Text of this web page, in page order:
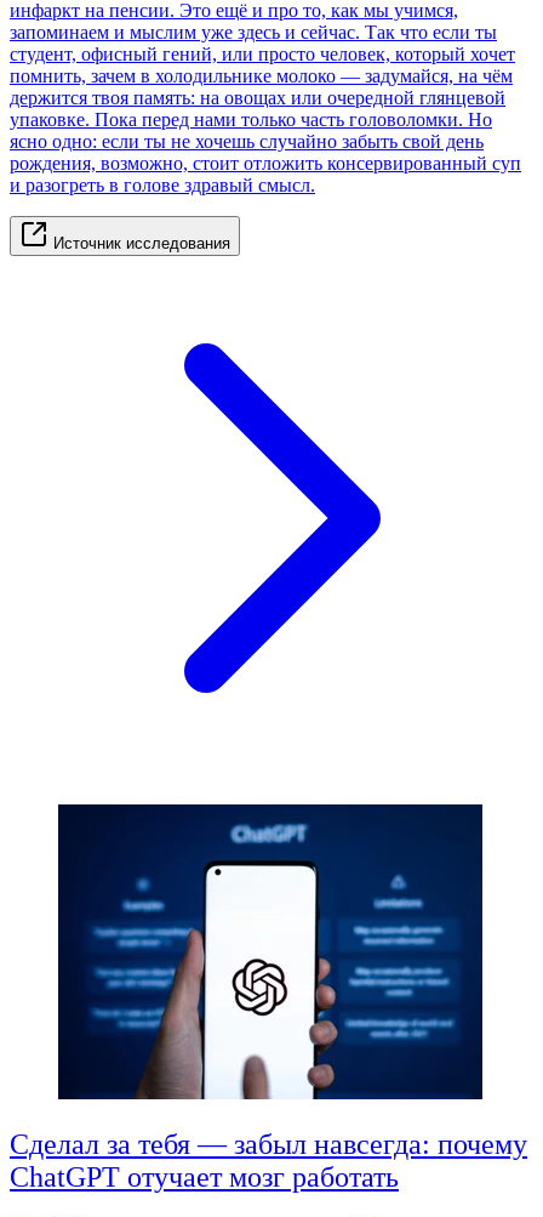
инфаркт на пенсии. Это ещё и про то, как мы учимся,
запоминаем и мыслим уже здесь и сейчас. Так что если ты
студент, офисный гений, или просто человек, который хочет
помнить, зачем в холодильнике молоко — задумайся, на чём
держится твоя память: на овощах или очередной глянцевой
упаковке. Пока перед нами только часть головоломки. Но
ясно одно: если ты не хочешь случайно забыть свой день
рождения, возможно, стоит отложить консервированный суп
и разогреть в голове здравый смысл.
Источник исследования
Сделал за тебя — забыл навсегда: почему
ChatGPT отучает мозг работать